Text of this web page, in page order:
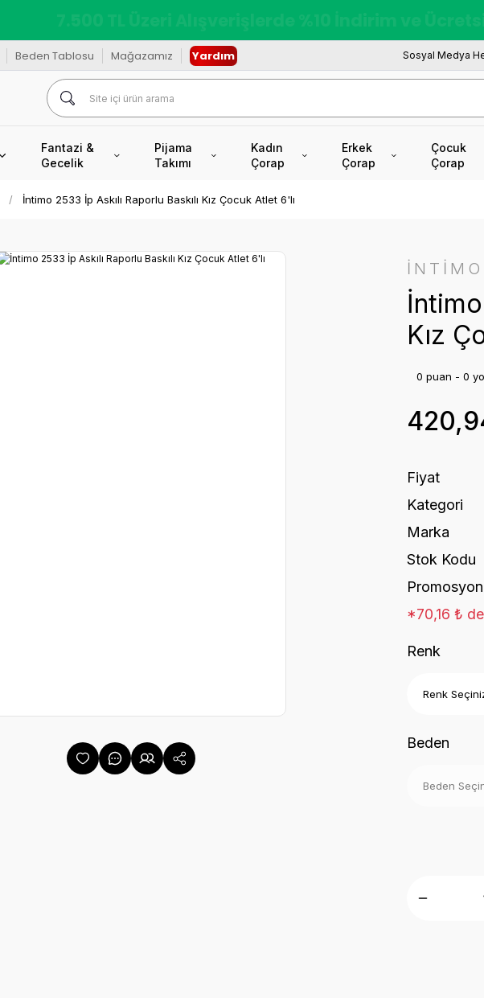
Beden Tablosu Mağazamız Yardım Sosyal Medya
Fantazi &
Gecelik
Pijama
Takımı
Kadın
Çorap
Erkek
Çorap
Çocuk
Çorap
İntimo 2533 İp Askılı Raporlu Baskılı Kız Çocuk Atlet 6'lı
İNTİMO
İntimo
Kız
0 puan - 0
Fiyat
Kategori
Marka
Stok Kodu
Promosyon
*70,16 ₺
Renk
Beden